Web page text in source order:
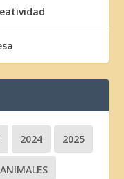
2024 2025
ANIMALES